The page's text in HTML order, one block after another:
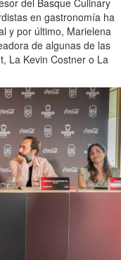
del Basque Culinary
en gastronomía ha
y por último, Marielena
de algunas de las
La Kevin Costner o La